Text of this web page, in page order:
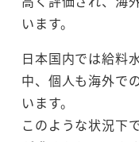
います。
日本国内では給料
中、個人も海外で
います。
このような状況下